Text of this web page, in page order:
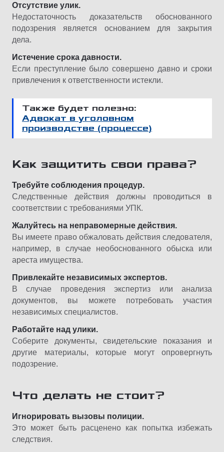
Отсутствие улик.
Недостаточность доказательств обоснованного
подозрения является основанием для закрытия
дела.
Истечение срока давности.
Если преступление было совершено давно и сроки
привлечения к ответственности истекли.
Также будет полезно:
Адвокат в уголовном
производстве (процессе)
Как защитить свои права?
Требуйте соблюдения процедур.
Следственные действия должны проводиться в
соответствии с требованиями УПК.
Жалуйтесь на неправомерные действия.
Вы имеете право обжаловать действия следователя,
например, в случае необоснованного обыска или
ареста имущества.
Привлекайте независимых экспертов.
В случае проведения экспертиз или анализа
документов, вы можете потребовать участия
независимых специалистов.
Работайте над улики.
Соберите документы, свидетельские показания и
другие материалы, которые могут опровергнуть
подозрение.
Что делать не стоит?
Игнорировать вызовы полиции.
Это может быть расценено как попытка избежать
следствия.